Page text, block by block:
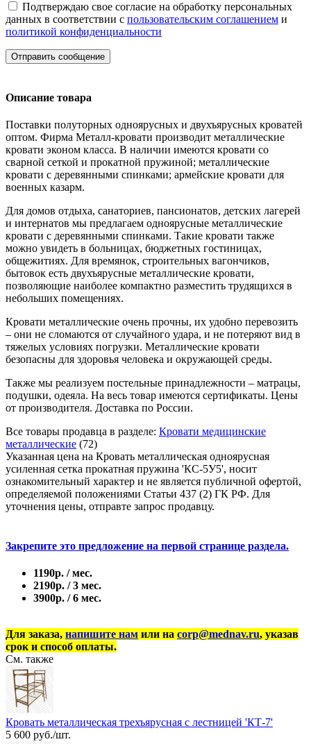
Подтверждаю свое согласие на обработку персональных
данных в соответствии с пользовательским соглашением и
политикой конфиденциальности
Отправить сообщение
Описание товара
Поставки полуторных одноярусных и двухъярусных кроватей
оптом. Фирма Металл-кровати производит металлические
кровати эконом класса. В наличии имеются кровати со
сварной сеткой и прокатной пружиной; металлические
кровати с деревянными спинками; армейские кровати для
военных казарм.
Для домов отдыха, санаториев, пансионатов, детских лагерей
и интернатов мы предлагаем одноярусные металлические
кровати с деревянными спинками. Такие кровати также
можно увидеть в больницах, бюджетных гостиницах,
общежитиях. Для времянок, строительных вагончиков,
бытовок есть двухъярусные металлические кровати,
позволяющие наиболее компактно разместить трудящихся в
небольших помещениях.
Кровати металлические очень прочны, их удобно перевозить
– они не сломаются от случайного удара, и не потеряют вид в
тяжелых условиях погрузки. Металлические кровати
безопасны для здоровья человека и окружающей среды.
Также мы реализуем постельные принадлежности – матрацы,
подушки, одеяла. На весь товар имеются сертификаты. Цены
от производителя. Доставка по России.
Все товары продавца в разделе: Кровати медицинские
металлические (72)
Указанная цена на Кровать металлическая одноярусная
усиленная сетка прокатная пружина 'КС-5У5', носит
ознакомительный характер и не является публичной офертой,
определяемой положениями Статьи 437 (2) ГК РФ. Для
уточнения цены, отправте запрос продавцу.
Закрепите это предложение на первой странице раздела.
1190р. / мес.
2190р. / 3 мес.
3900р. / 6 мес.
Для заказа, напишите нам или на corp@mednav.ru, указав
срок и способ оплаты.
См. также
Кровать металлическая трехъярусная с лестницей 'КТ-7'
5 600 руб./шт.